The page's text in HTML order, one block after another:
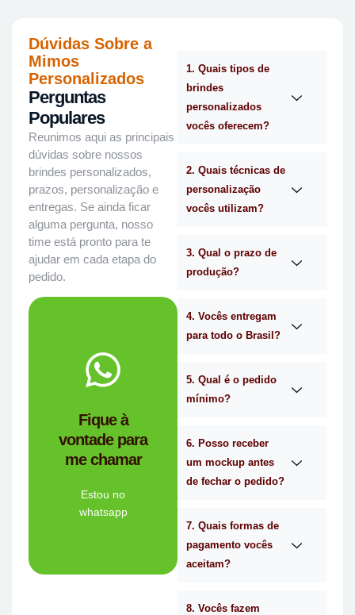
Dúvidas Sobre a
Mimos
Personalizados
Perguntas
Populares
Reunimos aqui as principais
dúvidas sobre nossos
brindes personalizados,
prazos, personalização e
entregas. Se ainda ficar
alguma pergunta, nosso
time está pronto para te
ajudar em cada etapa do
pedido.
Fique à
vontade para
me chamar
Estou no
whatsapp
Tem dúvidas se a
Personalizado é a
empresa de
brindes certa para
Me chama
no
1. Quais tipos de
brindes
personalizados
vocês oferecem?
2. Quais técnicas de
personalização
vocês utilizam?
3. Qual o prazo de
produção?
4. Vocês entregam
para todo o Brasil?
5. Qual é o pedido
mínimo?
6. Posso receber
um mockup antes
de fechar o pedido?
7. Quais formas de
pagamento vocês
aceitam?
8. Vocês fazem